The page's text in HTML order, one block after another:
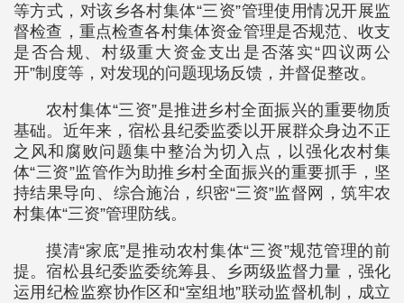
等方式，对该乡各村集体“三资”管理使用情况开展监
督检查，重点检查各村集体资金管理是否规范、收支
是否合规、村级重大资金支出是否落实“四议两公
开”制度等，对发现的问题现场反馈，并督促整改。
农村集体“三资”是推进乡村全面振兴的重要物质
基础。近年来，宿松县纪委监委以开展群众身边不正
之风和腐败问题集中整治为切入点，以强化农村集
体“三资”监管作为助推乡村全面振兴的重要抓手，坚
持结果导向、综合施治，织密“三资”监督网，筑牢农
村集体“三资”管理防线。
摸清“家底”是推动农村集体“三资”规范管理的前
提。宿松县纪委监委统筹县、乡两级监督力量，强化
运用纪检监察协作区和“室组地”联动监督机制，成立